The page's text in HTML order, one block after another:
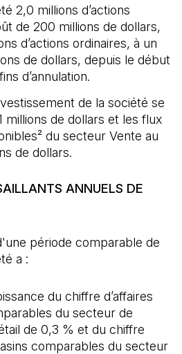
2,0 millions d’actions
de 200 millions de dollars,
d’actions ordinaires, à un
de dollars, depuis le début
d’annulation.
de la société se
millions de dollars et les flux
du secteur Vente au
de dollars.
ANNUELS DE
période comparable de
a :
du chiffre d’affaires
du secteur de
de 0,3 % et du chiffre
comparables du secteur